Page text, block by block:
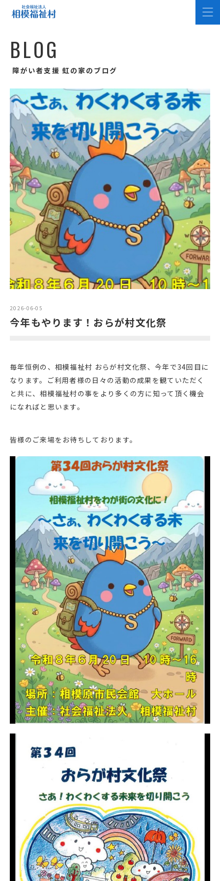
BLOG
障がい者支援 虹の家のブログ
2026-06-05
今年もやります！おらが村文化祭
毎年恒例の、相模福祉村 おらが村文化祭、今年で34回目に
なります。ご利用者様の日々の活動の成果を観ていただく
と共に、相模福祉村の事をより多くの方に知って頂く機会
になればと思います。
皆様のご来場をお待ちしております。